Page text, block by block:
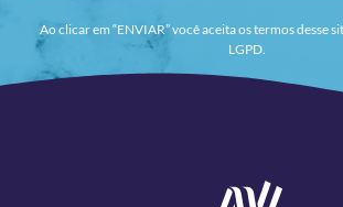
Ao clicar em “ENVIAR” você aceita os termos desse
LGPD.